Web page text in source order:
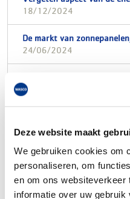
Deze website maakt
We gebruiken cookies om
personaliseren, om
en om ons websiteverkeer
informatie over uw
18/12/2024
De markt van
24/06/2024
in toepassing natuurlijke
13/07/2024